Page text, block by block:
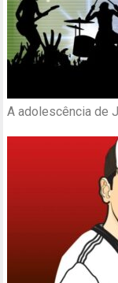
A adolescência de